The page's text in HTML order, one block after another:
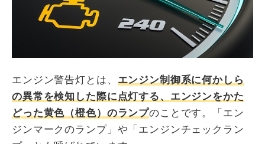
エンジン警告灯とは、 エンジン制御系に何かしら
の異常を検知した際に点灯する、エンジンをかた
どった黄色（橙色）のランプのことです。「エン
ジンマークのランプ」や「エンジンチェックラン